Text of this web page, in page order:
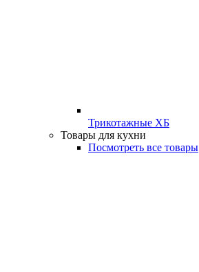
Трикотажные ХБ
Товары для кухни
Посмотреть все товары